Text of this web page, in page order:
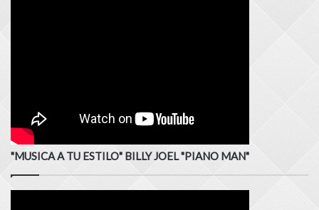
"MUSICA A TU ESTILO" BILLY JOEL "PIANO MAN"